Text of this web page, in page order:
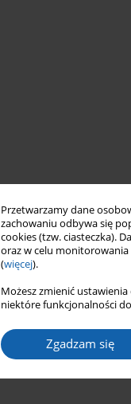
Przetwarzamy dane
zachowaniu odbywa się
cookies (tzw. ciasteczka).
oraz w celu
(więcej).
Możesz zmienić
niektóre funkcjonalności
Zgadzam się